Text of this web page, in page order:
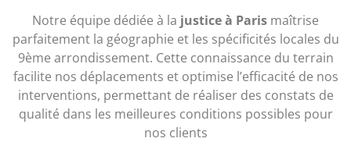
Notre équipe dédiée à la justice à Paris maîtrise
parfaitement la géographie et les spécificités locales du
9ème arrondissement. Cette connaissance du terrain
facilite nos déplacements et optimise l’efficacité de nos
interventions, permettant de réaliser des constats de
qualité dans les meilleures conditions possibles pour
nos clients